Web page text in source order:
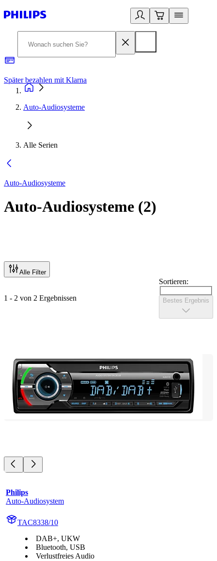
Später bezahlen mit Klarna
Auto-Audiosysteme
Alle Serien
Auto-Audiosysteme
Auto-Audiosysteme (2)
Alle Filter
1 - 2 von 2 Ergebnissen
Sortieren:
Bestes Ergebnis
Philips
Auto-Audiosystem
TAC8338/10
DAB+, UKW
Bluetooth, USB
Verlustfreies Audio